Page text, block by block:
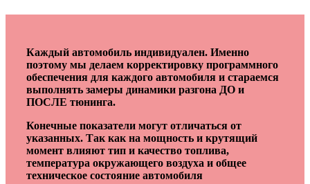
Каждый автомобиль индивидуален. Именно
поэтому мы делаем корректировку программного
обеспечения для каждого автомобиля и стараемся
выполнять замеры динамики разгона ДО и
ПОСЛЕ тюнинга.
Конечные показатели могут отличаться от
указанных. Так как на мощность и крутящий
момент влияют тип и качество топлива,
температура окружающего воздуха и общее
техническое состояние автомобиля